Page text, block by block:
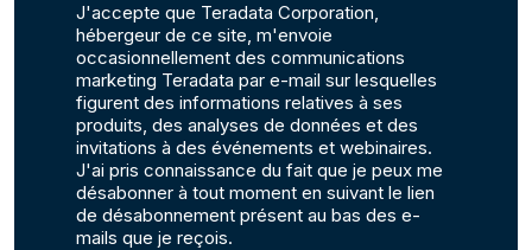
J'accepte que Teradata Corporation,
hébergeur de ce site, m'envoie
occasionnellement des communications
marketing Teradata par e-mail sur lesquelles
figurent des informations relatives à ses
produits, des analyses de données et des
invitations à des événements et webinaires.
J'ai pris connaissance du fait que je peux me
désabonner à tout moment en suivant le lien
de désabonnement présent au bas des e-
mails que je reçois.